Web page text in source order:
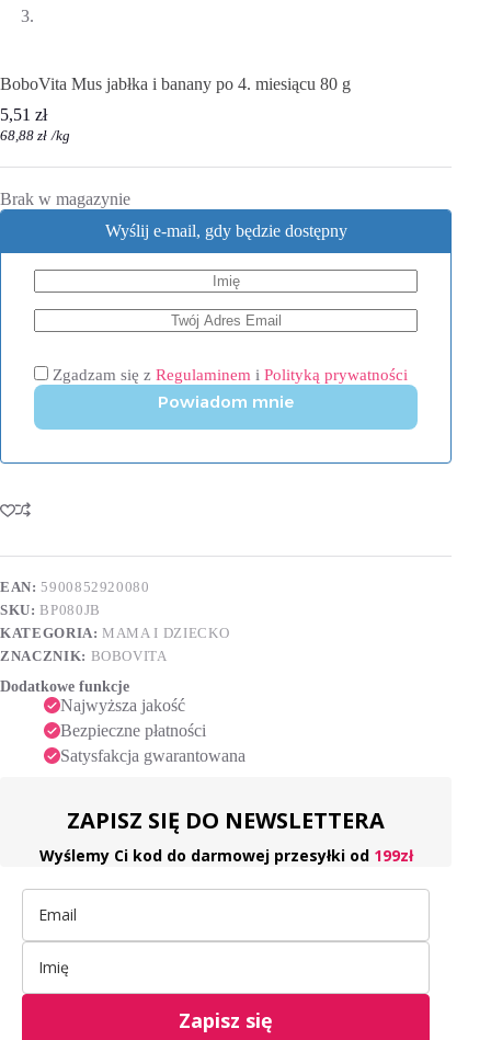
BoboVita Mus jabłka i banany po 4. miesiącu 80 g
5,51 zł
68,88 zł /kg
Brak w magazynie
Wyślij e-mail, gdy będzie dostępny
Zgadzam się z Regulaminem i Polityką prywatności
Powiadom mnie
EAN:5900852920080
SKU:BP080JB
KATEGORIA:MAMA I DZIECKO
ZNACZNIK: BOBOVITA
Dodatkowe funkcje
Najwyższa jakość
Bezpieczne płatności
Satysfakcja gwarantowana
ZAPISZ SIĘ DO NEWSLETTERA
Wyślemy Ci kod do darmowej przesyłki od 199zł
Zapisz się